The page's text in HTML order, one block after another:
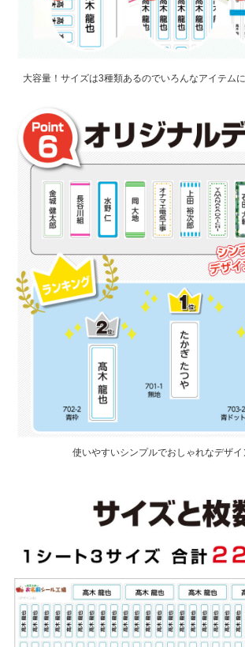
大容量！サイズは3種類あるのでいろんなアイテム
使いやすいシンプルでおしゃれなデザイ